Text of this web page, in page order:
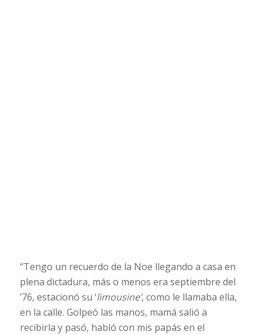
“Tengo un recuerdo de la Noe llegando a casa en
plena dictadura, más o menos era septiembre del
’76, estacionó su ‘limousine’, como le llamaba ella,
en la calle. Golpeó las manos, mamá salió a
recibirla y pasó, habló con mis papás en el